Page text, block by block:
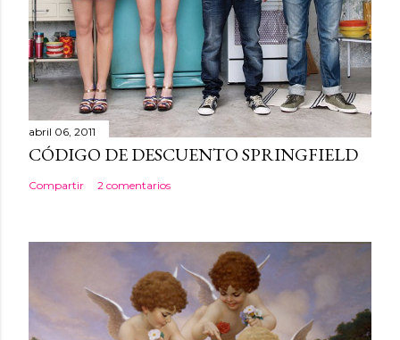
abril 06, 2011
CÓDIGO DE DESCUENTO SPRINGFIELD
Compartir 2 comentarios